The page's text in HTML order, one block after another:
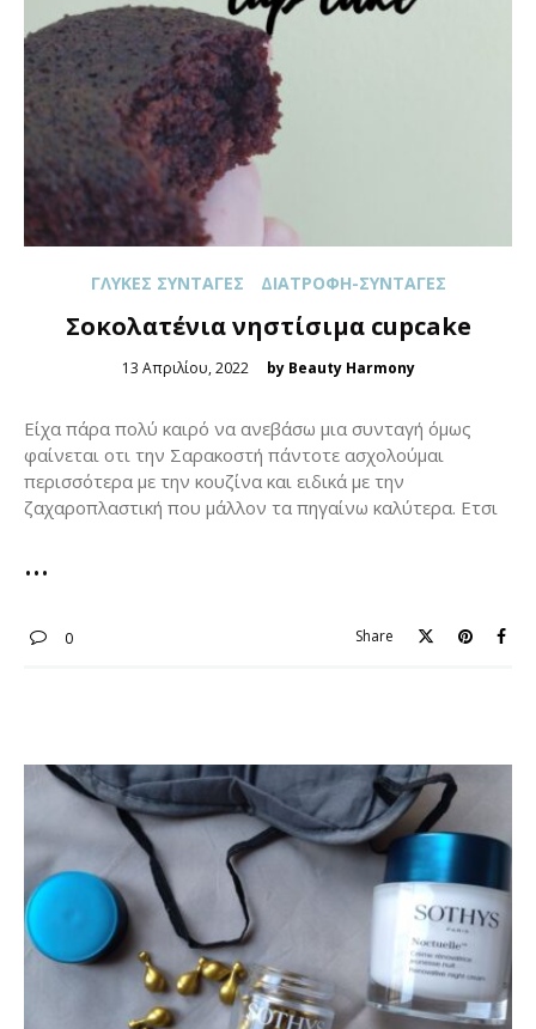
ΓΛΥΚΈΣ ΣΥΝΤΑΓΈΣ ΔΙΑΤΡΟΦΉ-ΣΥΝΤΑΓΈΣ
Σοκολατένια νηστίσιμα cupcake
Posted
13 Απριλίου, 2022 by Beauty Harmony
Eίχα πάρα πολύ καιρό να ανεβάσω μια συνταγή όμως
φαίνεται οτι την Σαρακοστή πάντοτε ασχολούμαι
περισσότερα με την κουζίνα και ειδικά με την
ζαχαροπλαστική που μάλλον τα πηγαίνω καλύτερα. Ετσι
0 Share